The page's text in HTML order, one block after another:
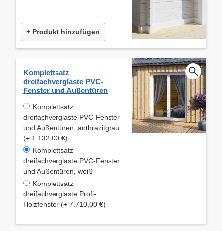
+ Produkt hinzufügen
Komplettsatz
dreifachverglaste PVC-
Fenster und Außentüren
Komplettsatz
dreifachverglaste PVC-Fenster
und Außentüren, anthrazitgrau
(+ 1.132,00 €)
Komplettsatz
dreifachverglaste PVC-Fenster
und Außentüren, weiß
Komplettsatz
dreifachverglaste Profi-
Holzfenster (+ 7.710,00 €)